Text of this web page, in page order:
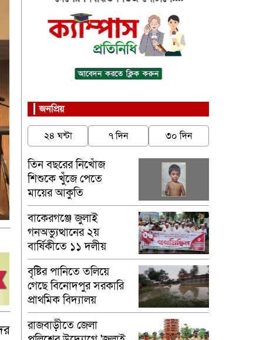
জনপ্রিয়
২৪ ঘন্টা ৭ দিন ৩০ দিন
তিন বছরের নিখোঁজ
শিশুকে খুঁজে পেতে
মায়ের আকুতি
বাকেরগঞ্জে জুলাই
গনঅভ্যুত্থানের ২য়
বার্ষিকীতে ১১ দলীয়
ঐক্যের গণমিছিল
বৃষ্টির পানিতে তলিয়ে
গেছে বিনোদপুর সরকারি
প্রাথমিক বিদ্যালয়
মাঠ,চরম দুর্ভোগে
শিক্ষার্থী
রাজবাড়ীতে জেলা